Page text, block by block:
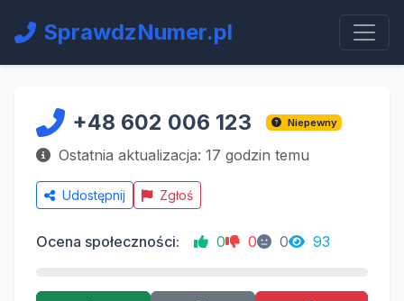
SprawdzNumer.pl
+48 602 006 123 Niepewny
Ostatnia aktualizacja: 17 godzin temu
Udostępnij Zgłoś
Ocena społeczności: 0 0 0 93